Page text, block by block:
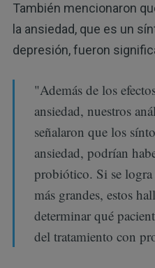
También mencionaron
la ansiedad, que es un
depresión, fueron
"Además de los
ansiedad, nuestros
señalaron que los
ansiedad, podrían
probiótico. Si se
más grandes, estos
determinar qué
del tratamiento con